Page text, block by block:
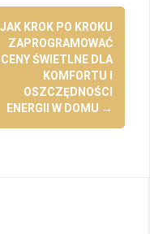
JAK KROK PO KROKU
ZAPROGRAMOWAĆ
ŚWIETLNE DLA
KOMFORTU I
OSZCZĘDNOŚCI
ENERGII W DOMU →